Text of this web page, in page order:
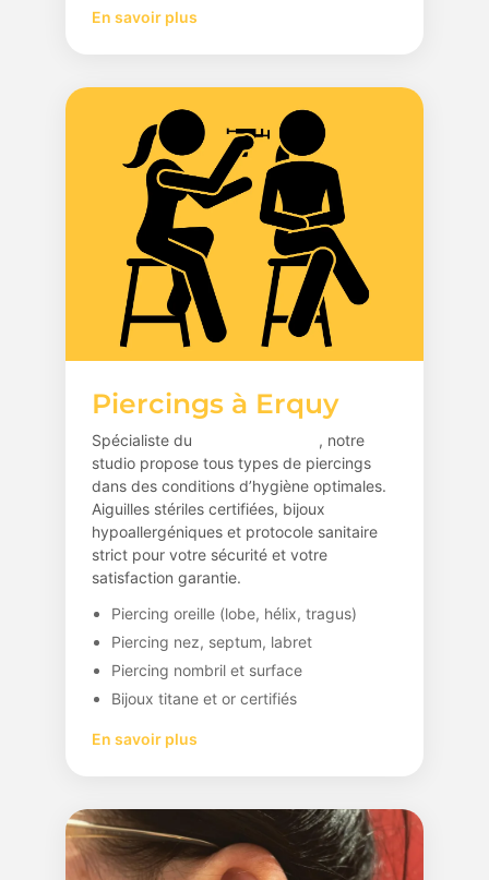
En savoir plus
Piercings à Erquy
Spécialiste du
, notre
studio propose tous types de piercings
dans des conditions d’hygiène optimales.
Aiguilles stériles certifiées, bijoux
hypoallergéniques et protocole sanitaire
strict pour votre sécurité et votre
satisfaction garantie.
Piercing oreille (lobe, hélix, tragus)
Piercing nez, septum, labret
Piercing nombril et surface
Bijoux titane et or certifiés
En savoir plus